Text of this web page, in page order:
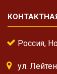
Россия,
ул.